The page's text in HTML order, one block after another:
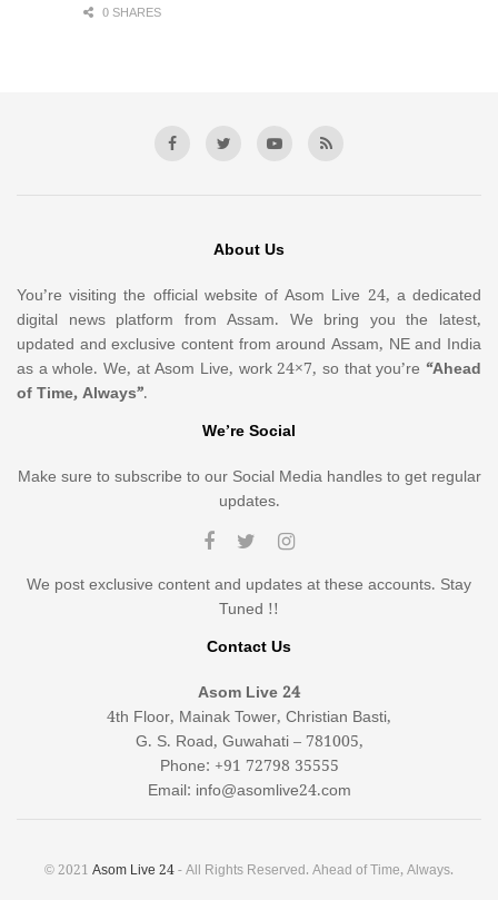
0 SHARES
About Us
You’re visiting the official website of Asom Live 24, a dedicated
digital news platform from Assam. We bring you the latest,
updated and exclusive content from around Assam, NE and India
as a whole. We, at Asom Live, work 24×7, so that you’re “Ahead
of Time, Always”.
We’re Social
Make sure to subscribe to our Social Media handles to get regular
updates.
We post exclusive content and updates at these accounts. Stay
Tuned !!
Contact Us
Asom Live 24
4th Floor, Mainak Tower, Christian Basti,
G. S. Road, Guwahati – 781005,
Phone: +91 72798 35555
Email: info@asomlive24.com
© 2021 Asom Live 24- All Rights Reserved. Ahead of Time, Always.